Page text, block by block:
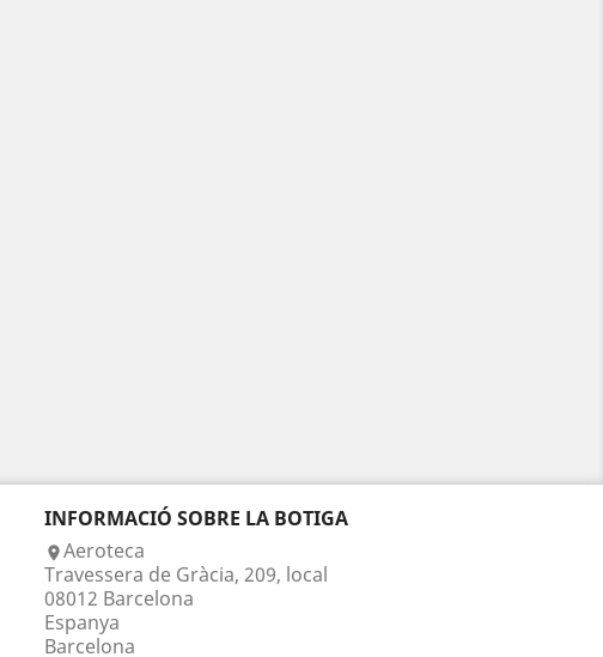
INFORMACIÓ SOBRE LA BOTIGA
Aeroteca
Travessera de Gràcia, 209, local
08012 Barcelona
Espanya
Barcelona